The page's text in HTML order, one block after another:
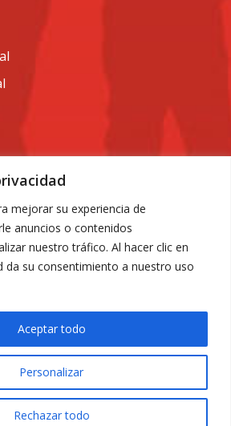
mejorar su experiencia de
anuncios o contenidos
nuestro tráfico. Al hacer clic en
da su consentimiento a nuestro uso
Personalizar
Rechazar todo
Aceptar todo
bombas nº6. 30009 Murcia
Privacidad|
reservados. Diseño web
ACRILONIA